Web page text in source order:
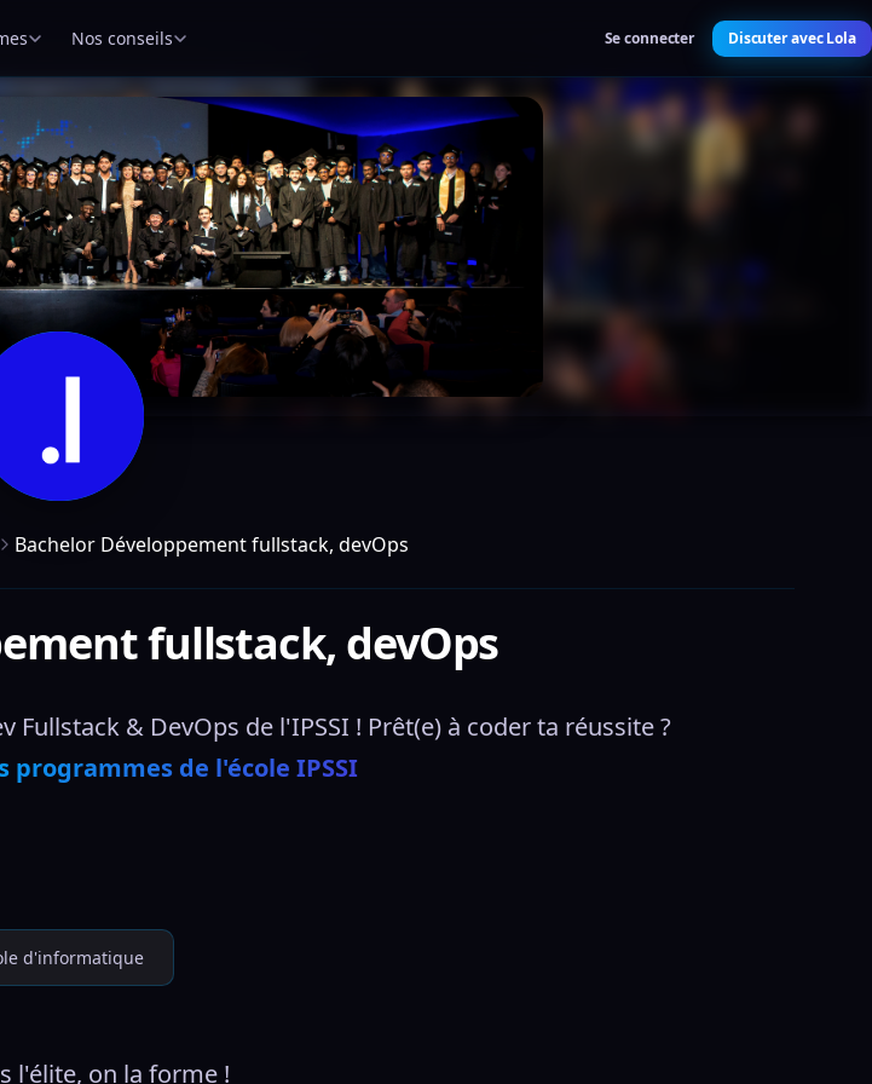
Nos conseils Se connecter Discuter avec Lola
Bachelor Développement fullstack, devOps
fullstack, devOps
& DevOps de l'IPSSI ! Prêt(e) à coder ta réussite ?
programmes de l'école IPSSI
d'informatique
l'élite, on la forme !